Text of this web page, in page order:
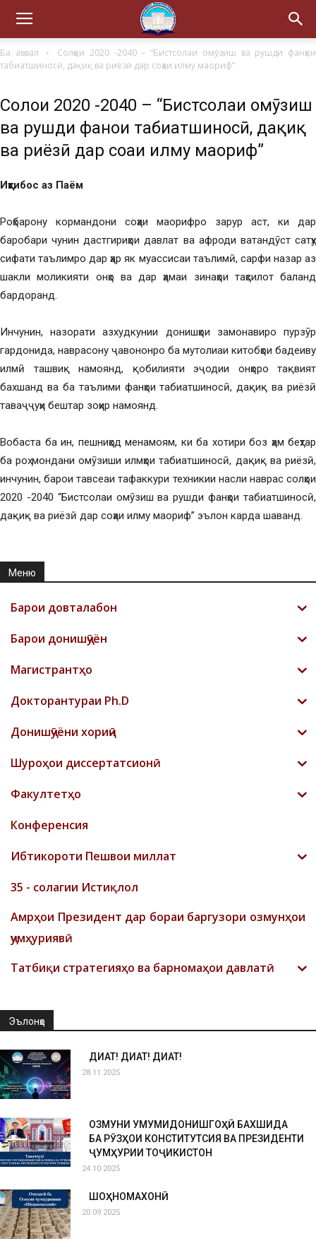
Ба аввал
Солҳои 2020 -2040 – “Бистсолаи омӯзиш ва рушди фанҳои
табиатшиносӣ, дақиқ ва риёзӣ дар соҳаи илму маориф”
Солҳои 2020 -2040 – “Бистсолаи омӯзиш
ва рушди фанҳои табиатшиносӣ, дақиқ
ва риёзӣ дар соҳаи илму маориф”
Иқтибос аз Паём
Роҳбарону кормандони соҳаи маорифро зарур аст, ки дар
баробари чунин дастгириҳои давлат ва афроди ватандӯст сатҳу
сифати таълимро дар ҳар як муассисаи таълимӣ, сарфи назар аз
шакли моликияти онҳо ва дар ҳамаи зинаҳои таҳсилот баланд
бардоранд.
Инчунин, назорати азхудкунии донишҳои замонавиро пурзӯр
гардонида, наврасону ҷавононро ба мутолиаи китобҳои бадеиву
илмӣ ташвиқ намоянд, қобилияти эҷодии онҳоро тақвият
бахшанд ва ба таълими фанҳои табиатшиносӣ, дақиқ ва риёзӣ
таваҷҷуҳи бештар зоҳир намоянд.
Вобаста ба ин, пешниҳод менамоям, ки ба хотири боз ҳам беҳтар
ба роҳ мондани омӯзиши илмҳои табиатшиносӣ, дақиқ ва риёзӣ,
инчунин, барои тавсеаи тафаккури техникии насли наврас солҳои
2020 -2040 “Бистсолаи омӯзиш ва рушди фанҳои табиатшиносӣ,
дақиқ ва риёзӣ дар соҳаи илму маориф” эълон карда шаванд.
Меню
Барои довталабон
Барои донишҷӯён
Магистрантҳо
Докторантураи Ph.D
Донишҷӯёни хориҷӣ
Шyроҳои диссертатсионӣ
Факултетҳо
Конференсия
Ибтикороти Пешвои миллат
35 - солагии Истиқлол
Амрҳои Президент дар бораи баргузори озмунҳои
ҷумҳуриявӣ
Татбиқи стратегияҳо ва барномаҳои давлатӣ
Эълонҳо
ДИҚҚАТ! ДИҚҚАТ! ДИҚҚАТ!
28.11.2025
ОЗМУНИ УМУМИДОНИШГОҲӢ БАХШИДА
БА РӮЗҲОИ КОНСТИТУТСИЯ ВА ПРЕЗИДЕНТИ
ҶУМҲУРИИ ТОҶИКИСТОН
24.10.2025
ШОҲНОМАХОНӢ
20.09.2025